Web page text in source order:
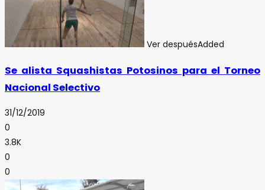
Ver despuésAdded
Se alista Squashistas Potosinos para el Torneo
Nacional Selectivo
31/12/2019
0
3.8K
0
0